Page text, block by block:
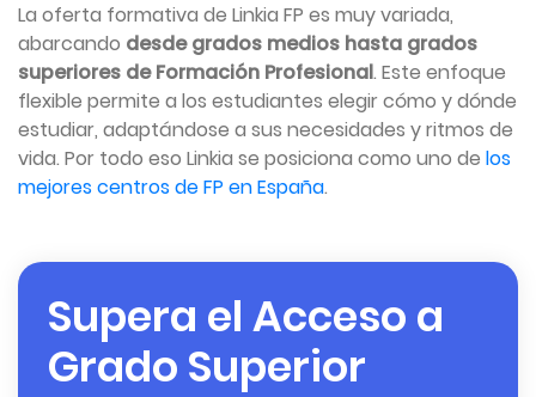
La oferta formativa de Linkia FP es muy variada,
abarcando desde grados medios hasta grados
superiores de Formación Profesional. Este enfoque
flexible permite a los estudiantes elegir cómo y dónde
estudiar, adaptándose a sus necesidades y ritmos de
vida. Por todo eso Linkia se posiciona como uno de los
mejores centros de FP en España.
Supera el Acceso a
Grado Superior